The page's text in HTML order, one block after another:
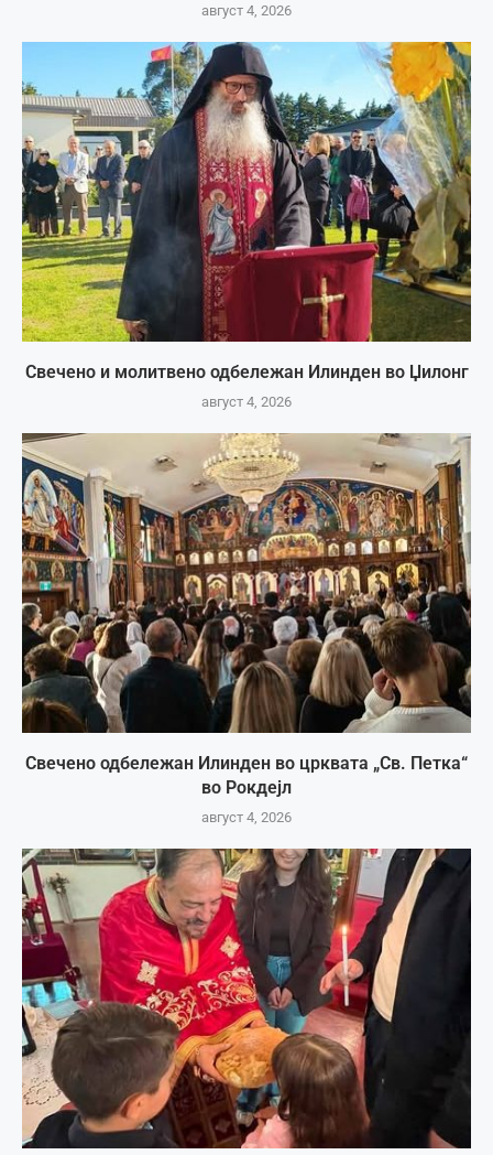
август 4, 2026
Свечено и молитвено одбележан Илинден во Џилонг
август 4, 2026
Свечено одбележан Илинден во црквата „Св. Петка“
во Рокдејл
август 4, 2026